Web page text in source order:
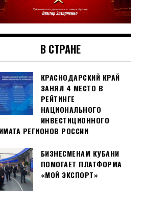
В СТРАНЕ
КРАСНОДАРСКИЙ КРАЙ
ЗАНЯЛ 4 МЕСТО В
РЕЙТИНГЕ
НАЦИОНАЛЬНОГО
ИНВЕСТИЦИОННОГО
РЕГИОНОВ РОССИИ
БИЗНЕСМЕНАМ КУБАНИ
ПОМОГАЕТ ПЛАТФОРМА
«МОЙ ЭКСПОРТ»